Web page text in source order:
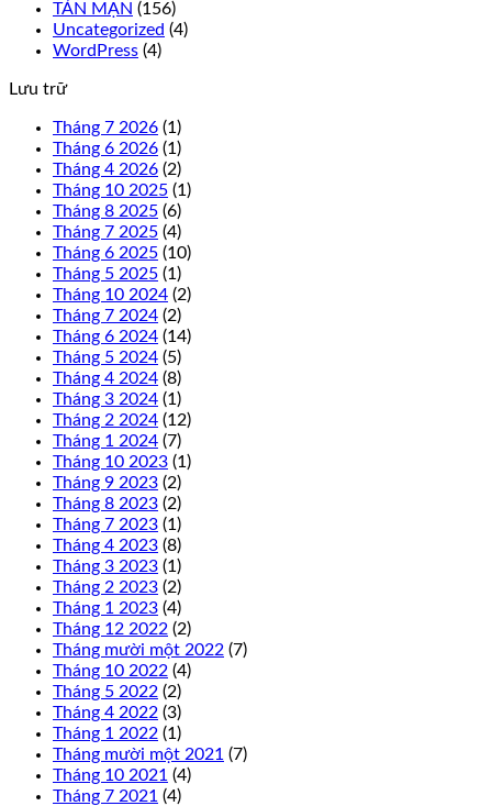
TẢN MẠN (156)
Uncategorized (4)
WordPress (4)
Lưu trữ
Tháng 7 2026 (1)
Tháng 6 2026 (1)
Tháng 4 2026 (2)
Tháng 10 2025 (1)
Tháng 8 2025 (6)
Tháng 7 2025 (4)
Tháng 6 2025 (10)
Tháng 5 2025 (1)
Tháng 10 2024 (2)
Tháng 7 2024 (2)
Tháng 6 2024 (14)
Tháng 5 2024 (5)
Tháng 4 2024 (8)
Tháng 3 2024 (1)
Tháng 2 2024 (12)
Tháng 1 2024 (7)
Tháng 10 2023 (1)
Tháng 9 2023 (2)
Tháng 8 2023 (2)
Tháng 7 2023 (1)
Tháng 4 2023 (8)
Tháng 3 2023 (1)
Tháng 2 2023 (2)
Tháng 1 2023 (4)
Tháng 12 2022 (2)
Tháng mười một 2022 (7)
Tháng 10 2022 (4)
Tháng 5 2022 (2)
Tháng 4 2022 (3)
Tháng 1 2022 (1)
Tháng mười một 2021 (7)
Tháng 10 2021 (4)
Tháng 7 2021 (4)